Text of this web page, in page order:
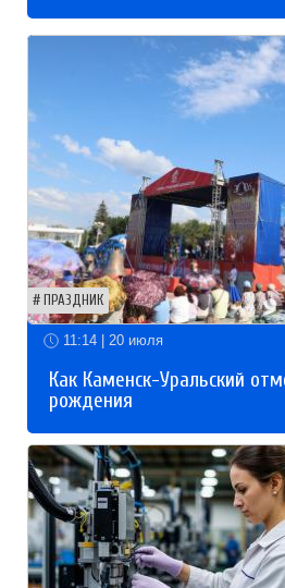
ПРАЗДНИК
11:14 | 20 июля
Как Каменск-Уральский
рождения